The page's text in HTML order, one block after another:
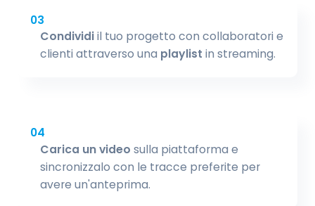
03
Condividiil tuo progetto con collaboratori e
clienti attraverso una playlist in streaming.
04
Carica un video sulla piattaforma e
sincronizzalo con le tracce preferite per
avere un'anteprima.